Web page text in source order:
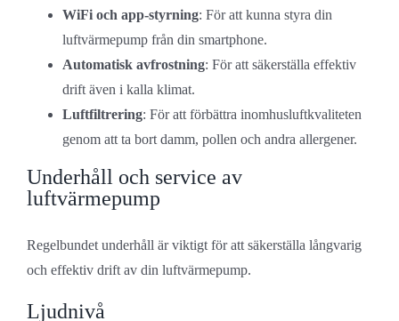
WiFi och app-styrning: För att kunna styra din
luftvärmepump från din smartphone.
Automatisk avfrostning: För att säkerställa effektiv
drift även i kalla klimat.
Luftfiltrering: För att förbättra inomhusluftkvaliteten
genom att ta bort damm, pollen och andra allergener.
Underhåll och service av
luftvärmepump
Regelbundet underhåll är viktigt för att säkerställa långvarig
och effektiv drift av din luftvärmepump.
Ljudnivå